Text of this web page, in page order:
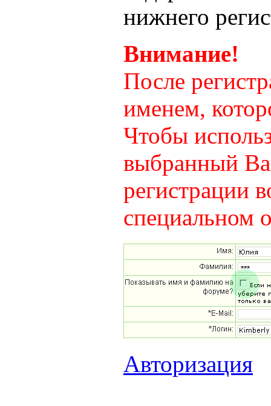
нижнего
Внимание!
После
именем,
Чтобы
выбранный
регистрации
специальном
Авторизация